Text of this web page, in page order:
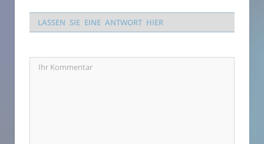
LASSEN SIE EINE ANTWORT HIER